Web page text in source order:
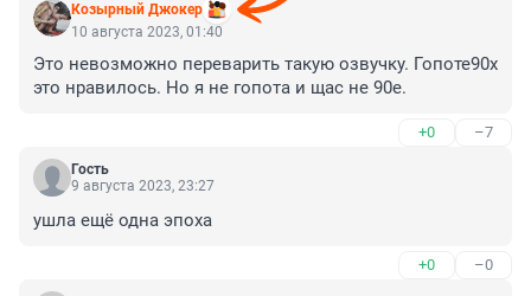
Козырный Джокер
10 августа 2023, 01:40
Это невозможно переварить такую озвучку. Гопоте90х
это нравилось. Но я не гопота и щас не 90е.
+0 –7
Гость
9 августа 2023, 23:27
ушла ещё одна эпоха
+0 –0